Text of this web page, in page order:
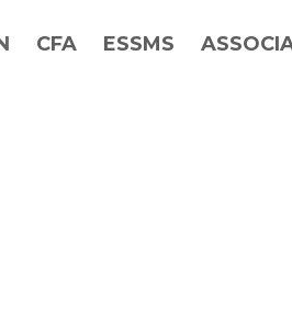
CFA ESSMS